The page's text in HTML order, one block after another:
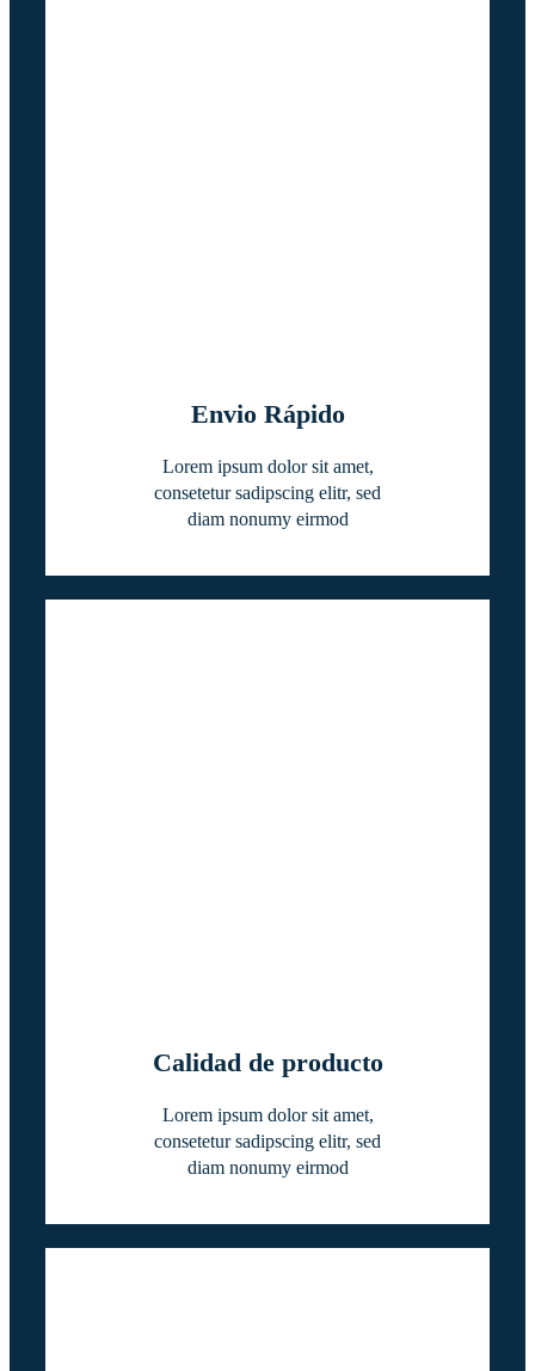
Envio Rápido
Lorem ipsum dolor sit amet,
consetetur sadipscing elitr, sed
diam nonumy eirmod
Calidad de producto
Lorem ipsum dolor sit amet,
consetetur sadipscing elitr, sed
diam nonumy eirmod